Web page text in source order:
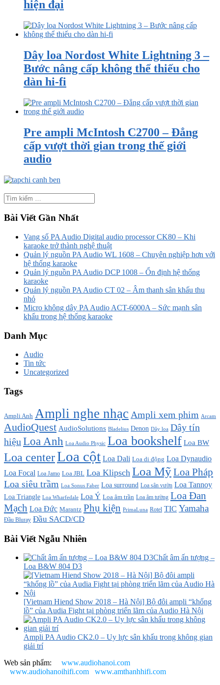
hiện đại
Dây loa Nordost White Lightning 3 –
Bước nâng cấp không thể thiếu cho
dàn hi-fi
Pre ampli McIntosh C2700 – Đẳng
cấp vượt thời gian trong thế giới
audio
Bài Viết Gần Nhất
Vang số PA Audio Digital audio processor CK80 – Khi
karaoke trở thành nghệ thuật
Quản lý nguồn PA Audio WL 1608 – Chuyên nghiệp hơn với
hệ thống karaoke
Quản lý nguồn PA Audio DCP 1008 – Ổn định hệ thống
karaoke
Quản lý nguồn PA Audio CT 02 – Âm thanh sân khấu thu
nhỏ
Micro không dây PA Audio ACT-6000A – Sức mạnh sân
khấu trong hệ thống karaoke
Danh Mục
Audio
Tin tức
Uncategorized
Tags
Ampli Anh Ampli nghe nhạc Ampli xem phim Arcam
AudioQuest AudioSolutions Bladelius Denon Dây loa Dây tín
hiệu Loa Anh Loa Audio Physic Loa bookshelf Loa BW
Loa centerLoa cột Loa Dali Loa di động Loa Dynaudio
Loa Focal Loa Jamo Loa JBL Loa Klipsch Loa MỹLoa Pháp
Loa siêu trầm Loa Sonus Faber Loa surround Loa sân vườn Loa Tannoy
Loa Triangle Loa Wharfedale Loa Ý Loa âm trần Loa âm tường Loa Đan
Mạch Loa Đức Marantz Phụ kiện PrimaLuna Rotel TIC Yamaha
Đầu Bluray Đầu SACD/CD
Bài Viết Ngẫu Nhiên
Chất âm ấn tượng –
Loa B&W 804 D3
[Vietnam Hiend Show 2018 – Hà Nội] Bộ đôi ampli “khổng
lồ” của Audia Fight tại phòng triển lãm của Audio Hà Nội
Ampli PA Audio CK2.0 – Uy lực sân khấu trong không gian
giải trí
Web sản phẩm: www.audiohanoi.com
www.audiohanoihifi.com
www.amthanhhifi.com